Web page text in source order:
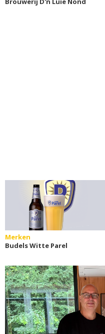
Merken
Budels Witte Parel